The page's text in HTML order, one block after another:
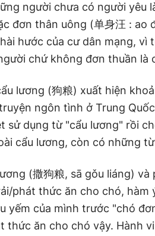
người chưa có người yêu
đơn thân uông (单身汪 : ao
hước của cư dân mạng, vì
chứ không đơn thuần là
lương (狗粮) xuất hiện
ngôn tình ở Trung
sử dụng từ "cẩu lương" rồi
cẩu lương, còn có những
(撒狗粮, sā gǒu liáng)
phát thức ăn cho chó,
yếm của mình trước "chó
thức ăn cho chó vậy. Hành